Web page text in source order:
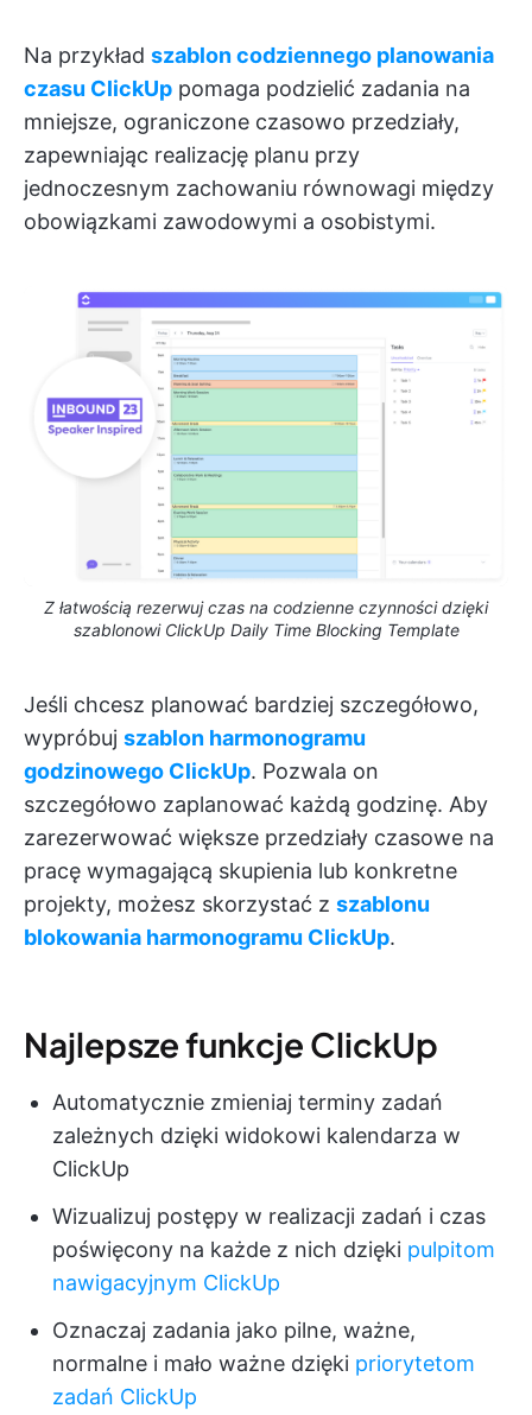
Na przykład szablon codziennego planowania
czasu ClickUp pomaga podzielić zadania na
mniejsze, ograniczone czasowo przedziały,
zapewniając realizację planu przy
jednoczesnym zachowaniu równowagi między
obowiązkami zawodowymi a osobistymi.
Z łatwością rezerwuj czas na codzienne czynności dzięki
szablonowi ClickUp Daily Time Blocking Template
Jeśli chcesz planować bardziej szczegółowo,
wypróbuj szablon harmonogramu
godzinowego ClickUp. Pozwala on
szczegółowo zaplanować każdą godzinę. Aby
zarezerwować większe przedziały czasowe na
pracę wymagającą skupienia lub konkretne
projekty, możesz skorzystać z szablonu
blokowania harmonogramu ClickUp.
Najlepsze funkcje ClickUp
Automatycznie zmieniaj terminy zadań
zależnych dzięki widokowi kalendarza w
ClickUp
Wizualizuj postępy w realizacji zadań i czas
poświęcony na każde z nich dzięki pulpitom
nawigacyjnym ClickUp
Oznaczaj zadania jako pilne, ważne,
normalne i mało ważne dzięki priorytetom
zadań ClickUp